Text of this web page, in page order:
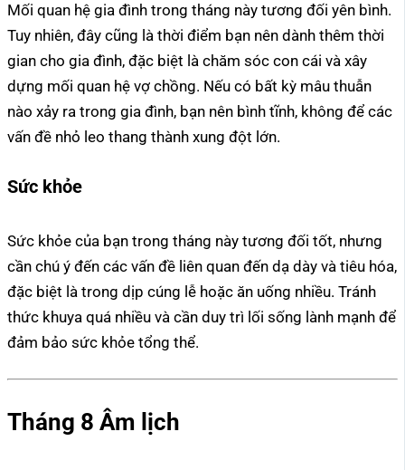
Mối quan hệ gia đình trong tháng này tương đối yên bình.
Tuy nhiên, đây cũng là thời điểm bạn nên dành thêm thời
gian cho gia đình, đặc biệt là chăm sóc con cái và xây
dựng mối quan hệ vợ chồng. Nếu có bất kỳ mâu thuẫn
nào xảy ra trong gia đình, bạn nên bình tĩnh, không để các
vấn đề nhỏ leo thang thành xung đột lớn.
Sức khỏe
Sức khỏe của bạn trong tháng này tương đối tốt, nhưng
cần chú ý đến các vấn đề liên quan đến dạ dày và tiêu hóa,
đặc biệt là trong dịp cúng lễ hoặc ăn uống nhiều. Tránh
thức khuya quá nhiều và cần duy trì lối sống lành mạnh để
đảm bảo sức khỏe tổng thể.
Tháng 8 Âm lịch